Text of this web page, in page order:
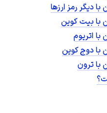
دیگر رمز ارزها
با بیت کوین
اتریوم
با دوج کوین
با ترون